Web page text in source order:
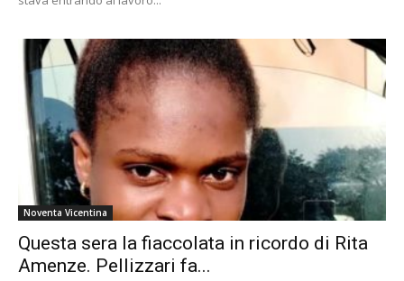
Noventa Vicentina
Questa sera la fiaccolata in ricordo di Rita
Amenze. Pellizzari fa...